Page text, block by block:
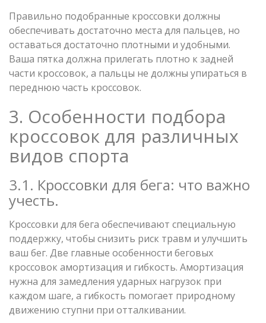
Правильно подобранные кроссовки должны
обеспечивать достаточно места для пальцев, но
оставаться достаточно плотными и удобными.
Ваша пятка должна прилегать плотно к задней
части кроссовок, а пальцы не должны упираться в
переднюю часть кроссовок.
3. Особенности подбора
кроссовок для различных
видов спорта
3.1. Кроссовки для бега: что важно
учесть.
Кроссовки для бега обеспечивают специальную
поддержку, чтобы снизить риск травм и улучшить
ваш бег. Две главные особенности беговых
кроссовок амортизация и гибкость. Амортизация
нужна для замедления ударных нагрузок при
каждом шаге, а гибкость помогает природному
движению ступни при отталкивании.